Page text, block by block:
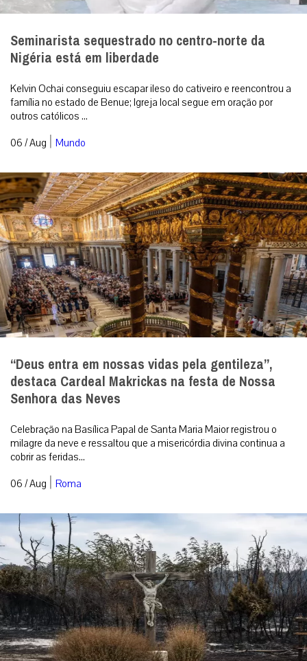
Seminarista sequestrado no centro-norte da
Nigéria está em liberdade
Kelvin Ochai conseguiu escapar ileso do cativeiro e reencontrou a
família no estado de Benue; Igreja local segue em oração por
outros católicos ...
06 / Aug | Mundo
“Deus entra em nossas vidas pela gentileza”,
destaca Cardeal Makrickas na festa de Nossa
Senhora das Neves
Celebração na Basílica Papal de Santa Maria Maior registrou o
milagre da neve e ressaltou que a misericórdia divina continua a
cobrir as feridas...
06 / Aug | Roma